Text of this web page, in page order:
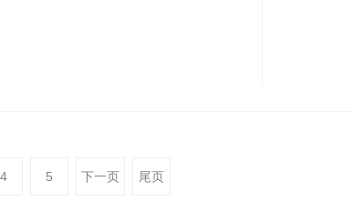
法；同时涵盖专业防雷技术服务和
4 5 下一页 尾页